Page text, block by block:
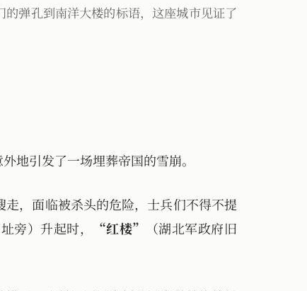
弹孔到南洋大楼的标语，这座城市见证了
地引发了一场埋葬帝国的雪崩。
，面临被杀头的危险，士兵们不得不提
旁）升起时，
“红楼”
（湖北军政府旧